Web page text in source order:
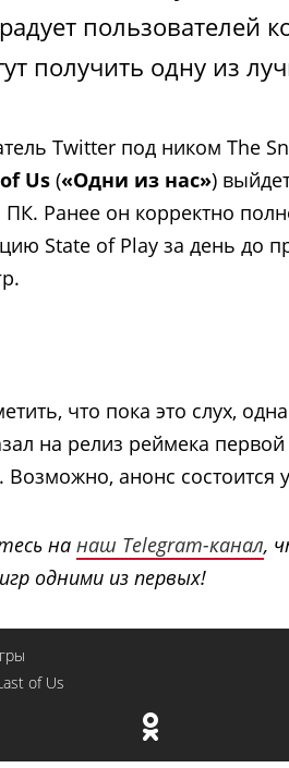
радует пользователей
получить одну из
Twitter под ником The
Us («Одни из нас»)
ПК. Ранее он корректно
State of Play за день до
что пока это слух,
на релиз реймека первой
Возможно, анонс состоится
на наш Telegram-канал,
одними из первых!
of Us